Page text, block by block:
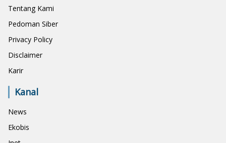
Tentang Kami
Pedoman Siber
Privacy Policy
Disclaimer
Karir
Kanal
News
Ekobis